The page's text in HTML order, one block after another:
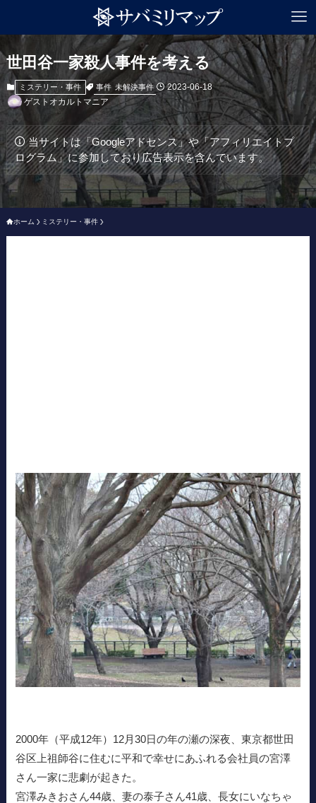
世田谷一家殺人事件を考える
ミステリー・事件 事件 未解決事件
2023-06-18
ゲストオカルトマニア
当サイトは「Googleアドセンス」や「アフィリエイトプ
ログラム」に参加しており広告表示を含んでいます。
ホーム ミステリー・事件
2000年（平成12年）12月30日の年の瀬の深夜、東京都世田
谷区上祖師谷に住むに平和で幸せにあふれる会社員の宮澤
さん一家に悲劇が起きた。
宮澤みきおさん44歳、妻の泰子さん41歳、長女にいなちゃ